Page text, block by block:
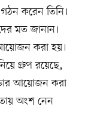
করেন তিনি।
মত জানান।
করা হয়।
গ্রুপ রয়েছে,
আয়োজন করা
অংশ নেন